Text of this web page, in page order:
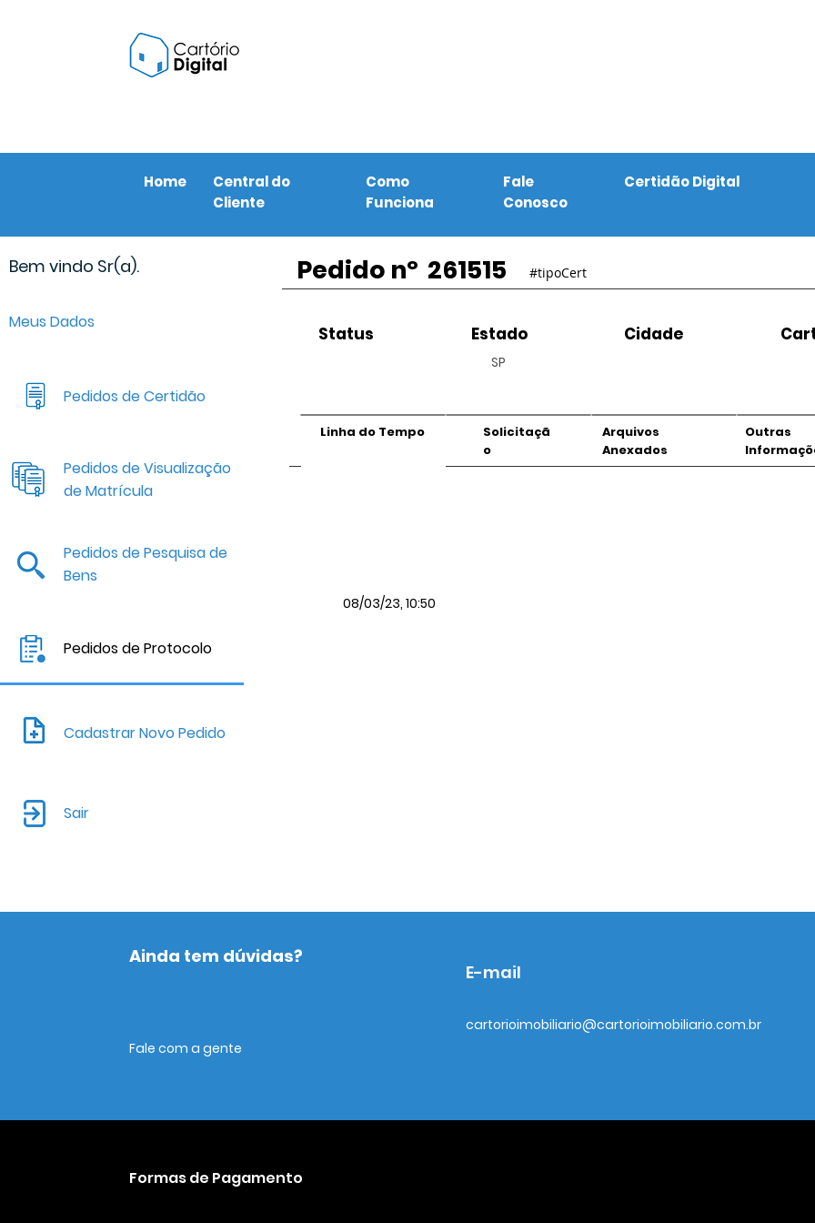
Home
Central do
Cliente
Como
Funciona
Fale
Conosco
Certidão Digital
Bem vindo Sr(a).
Meus Dados
Pedidos de Certidão
Pedidos de Visualização
de Matrícula
Pedidos de Pesquisa de
Bens
Pedidos de Protocolo
Cadastrar Novo Pedido
Sair
Pedido nº 261515 #tipoCert
Status Estado
SP
Cidade
Linha do Tempo
Solicitaçã
o
Arquivos
Anexados
Outras
08/03/23, 10:50
Ainda tem dúvidas?
Fale com a gente
E-mail
cartorioimobiliario@cartorioimobiliario.com.br
Formas de Pagamento